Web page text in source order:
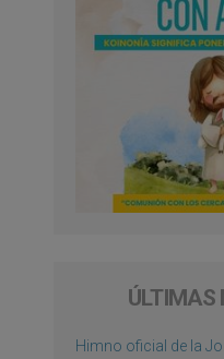
ÚLTIMAS
Himno oficial de la